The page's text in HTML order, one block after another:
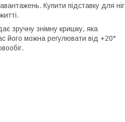
Купити підставку для ніг
зручну знімну кришку, яка
його можна регулювати від +20°